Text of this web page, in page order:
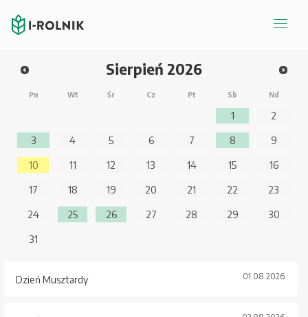
Sierpień 2026
Pn Wt Śr Cz Pt Sb Nd
1
2
3
4 5 6 7 8
9
10
11 12 13 14 15
16
17
18 19 20 21 22
23
24
25 26 27 28 29
30
31
Dzień Musztardy 01.08.2026